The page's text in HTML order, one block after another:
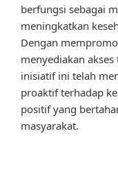
berfungsi sebagai
meningkatkan
Dengan
menyediakan
inisiatif ini telah
proaktif terhadap
positif yang
masyarakat.